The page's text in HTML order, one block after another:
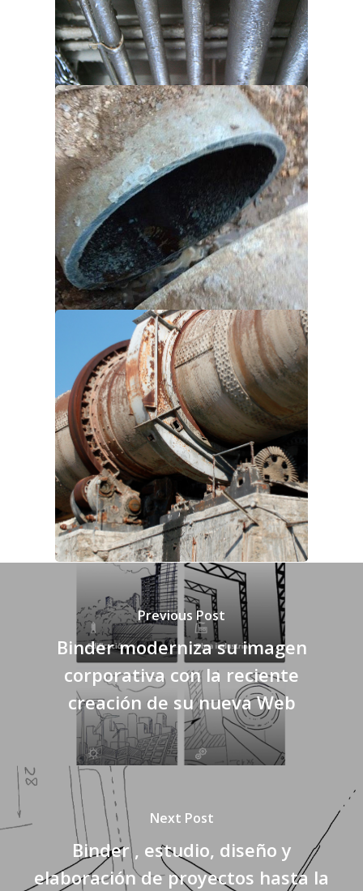
Previous Post
Binder moderniza su imagen
corporativa con la reciente
creación de su nueva Web
Next Post
Binder , estudio, diseño y
elaboración de proyectos hasta la